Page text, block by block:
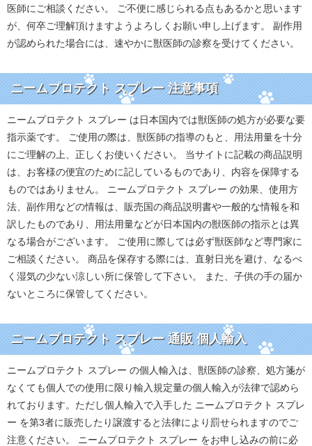
医師にご相談ください。 ご不便に感じられる点もあるかと思います
が、何卒ご理解頂けますようよろしくお願い申し上げます。 副作用
が認められた場合には、速やかに獣医師の診察を受けてください。
ニームプロテクト スプレー 注意事項
ニームプロテクト スプレー は日本国内では獣医師の処方が必要な要
指示薬です。 ご使用の際は、獣医師の指導のもと、用法用量を十分
にご理解の上、正しくお使いください。 当サイトに記載の商品説明
は、お客様の便宜のために記しているものであり、内容を保障する
ものではありません。 ニームプロテクト スプレー の効果、使用方
法、副作用などの情報は、販売国の商品説明書や一般的な情報を和
訳したものであり、用法用量などが日本国内の獣医師の指示とは異
なる場合がございます。 ご使用に際しては必ず獣医師など専門家に
ご相談ください。 商品を保存する際には、直射日光を避け、なるべ
く湿気の少ない涼しい所に保管して下さい。 また、子供の手の届か
ないところに保管してください。
ニームプロテクト スプレー 通販 個人輸入
ニームプロテクト スプレー の個人輸入は、獣医師の診察、処方箋が
なくても個人での使用に限り輸入規定量の個人輸入が法律で認めら
れております。ただし個人輸入で入手した ニームプロテクト スプレ
ー を第3者に販売したり譲渡すると法律により罰せられますのでご
注意ください。 ニームプロテクト スプレー をお申し込みの前に必